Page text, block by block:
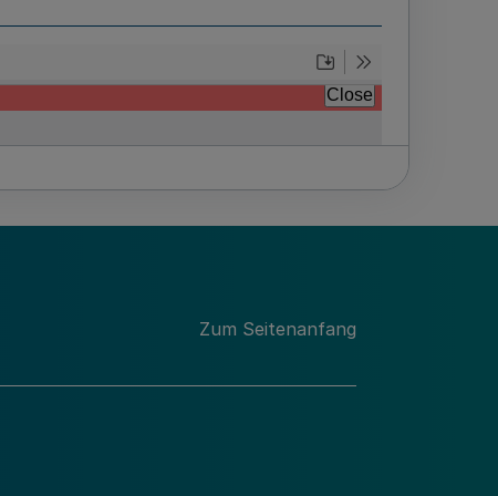
Zum Seitenanfang